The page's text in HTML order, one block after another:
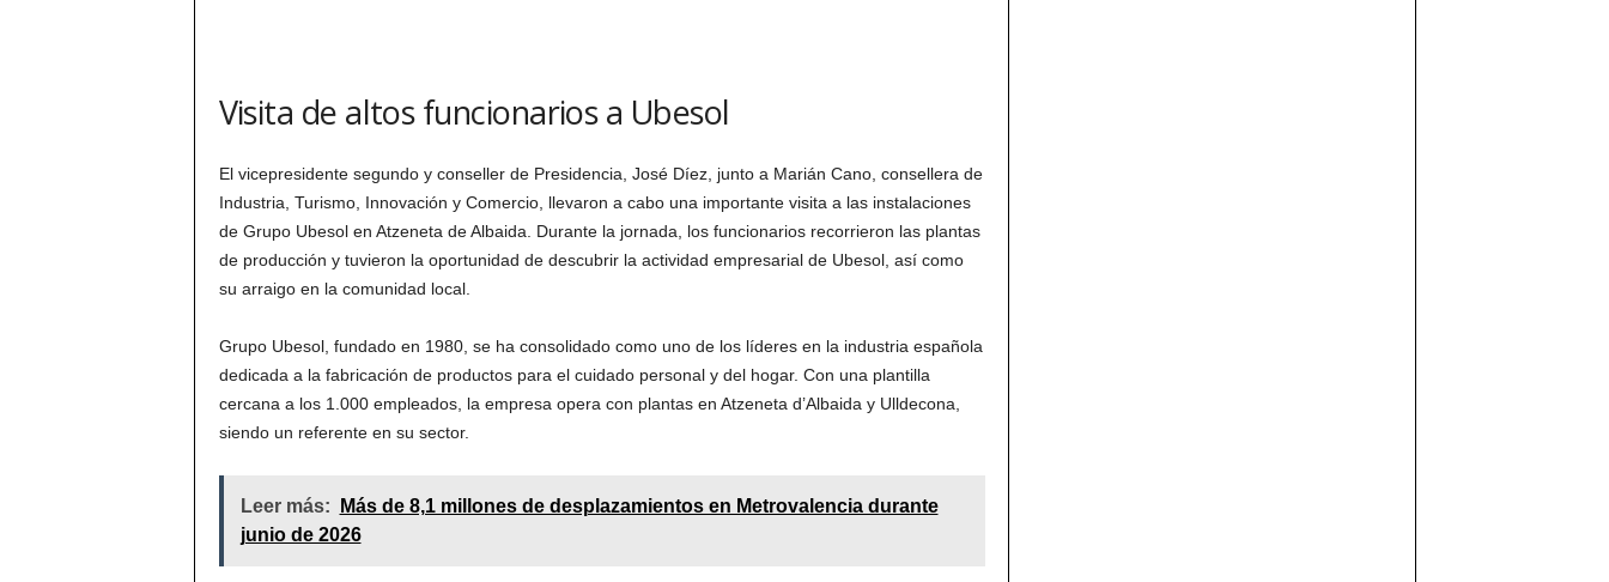
Visita de altos funcionarios a Ubesol
El vicepresidente segundo y conseller de Presidencia, José Díez, junto a Marián Cano, consellera de
Industria, Turismo, Innovación y Comercio, llevaron a cabo una importante visita a las instalaciones
de Grupo Ubesol en Atzeneta de Albaida. Durante la jornada, los funcionarios recorrieron las plantas
de producción y tuvieron la oportunidad de descubrir la actividad empresarial de Ubesol, así como
su arraigo en la comunidad local.
Grupo Ubesol, fundado en 1980, se ha consolidado como uno de los líderes en la industria española
dedicada a la fabricación de productos para el cuidado personal y del hogar. Con una plantilla
cercana a los 1.000 empleados, la empresa opera con plantas en Atzeneta d’Albaida y Ulldecona,
siendo un referente en su sector.
Leer más:
Más de 8,1 millones de desplazamientos en Metrovalencia durante
junio de 2026